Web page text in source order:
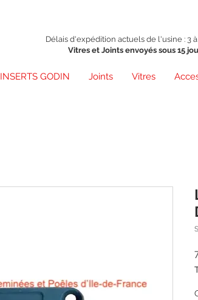
Délais d'expédition actuels de l'usine : 3
Vitres et Joints envoyés sous 15
INSERTS GODIN Joints Vitres